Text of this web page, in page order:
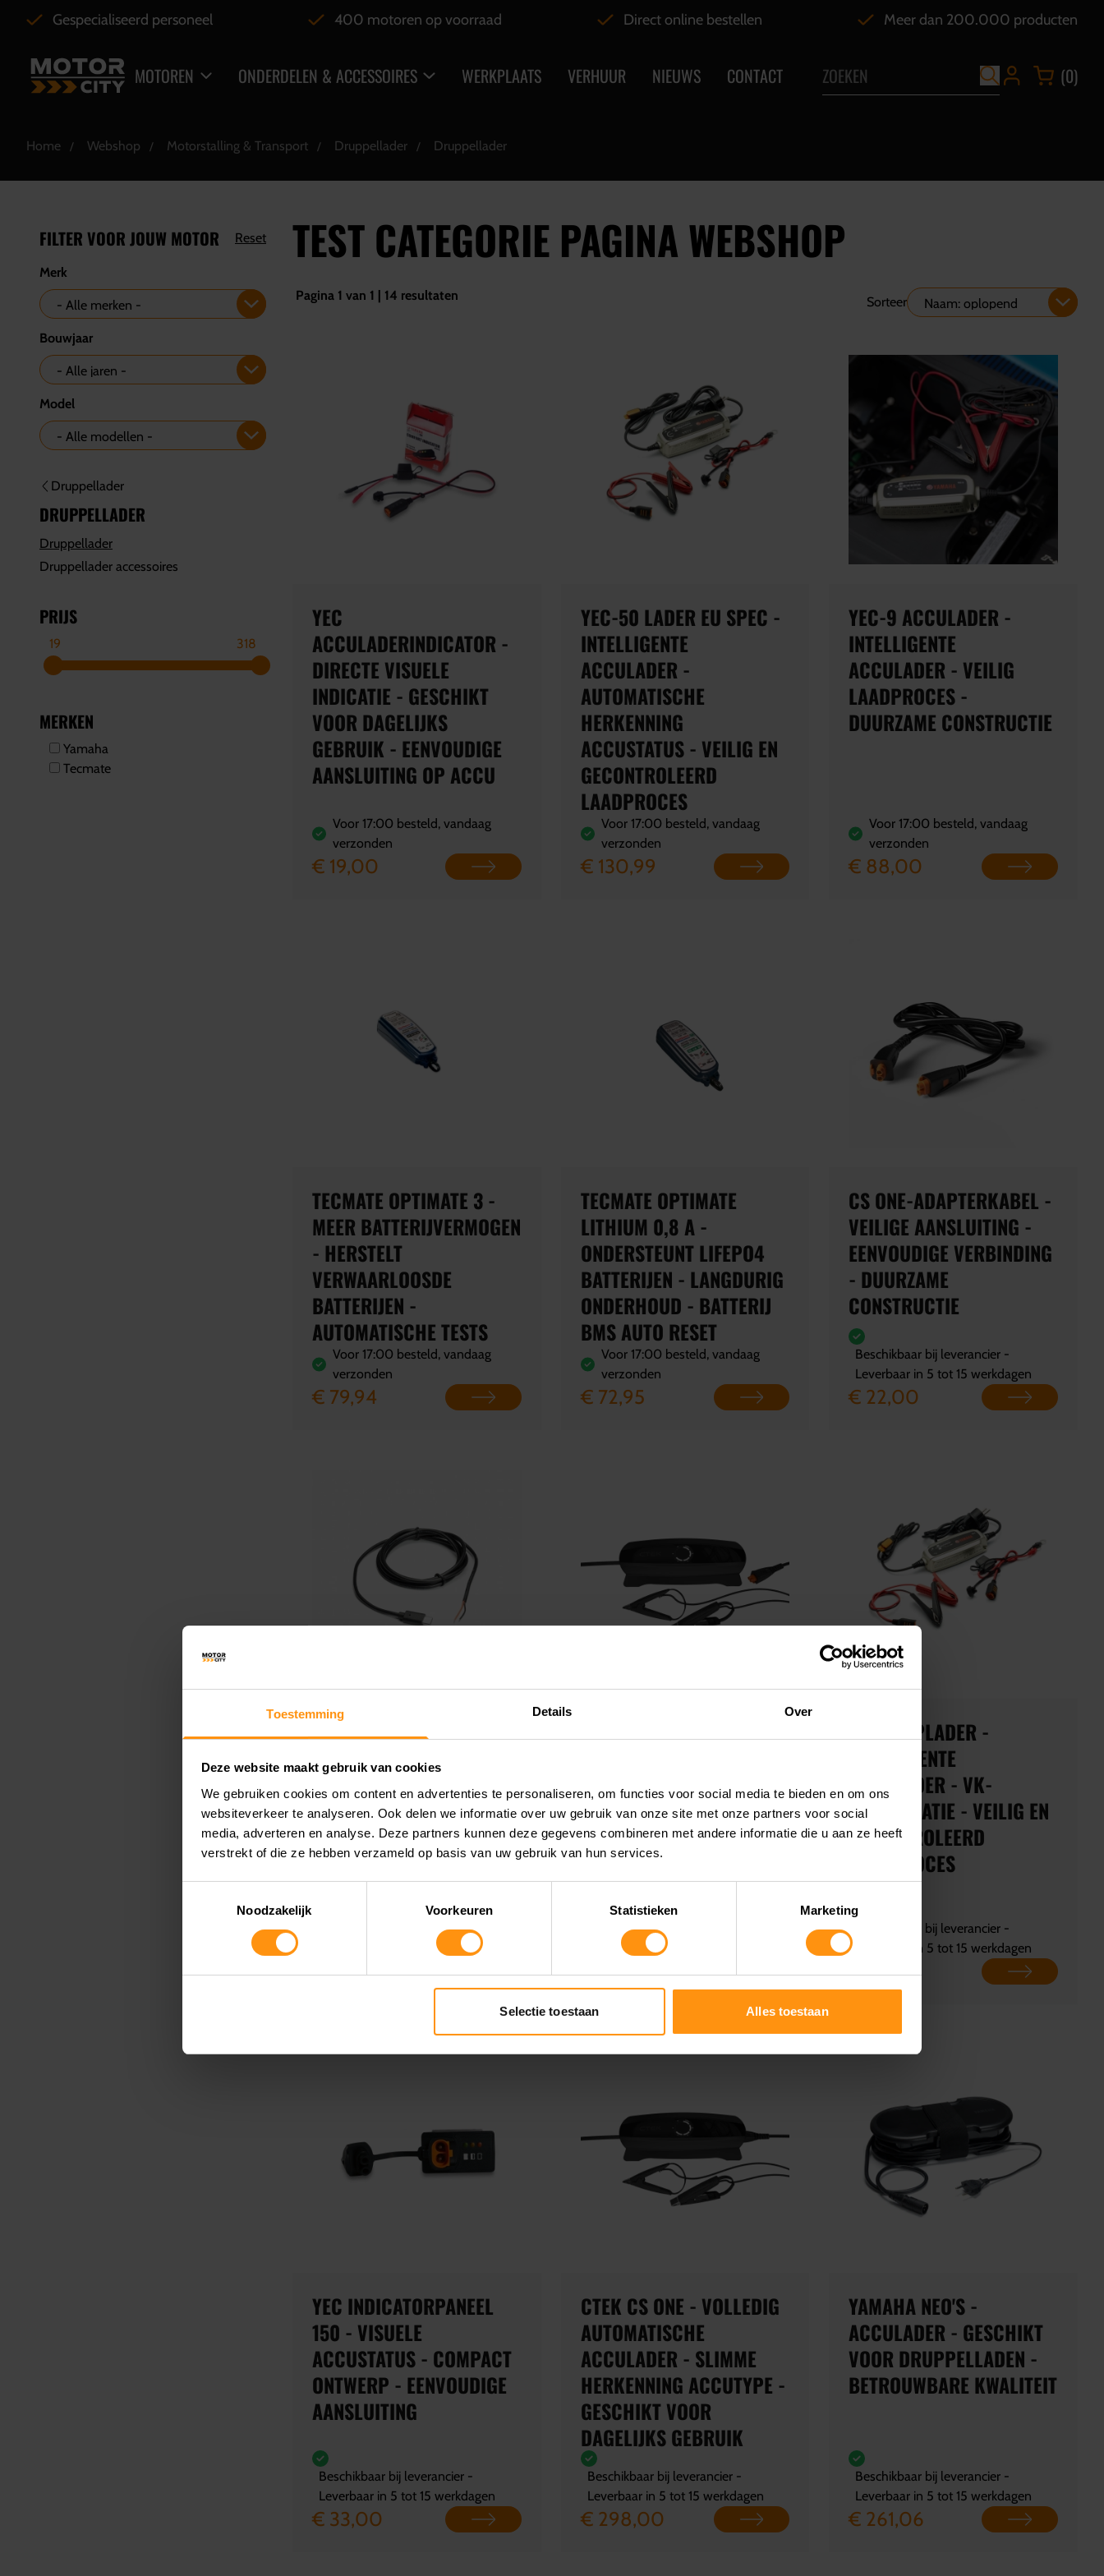
Toestemming Details Over
Deze website maakt gebruik van cookies
We gebruiken cookies om content en advertenties te personaliseren, om functies voor social media te bieden en om ons
websiteverkeer te analyseren. Ook delen we informatie over uw gebruik van onze site met onze partners voor social
media, adverteren en analyse. Deze partners kunnen deze gegevens combineren met andere informatie die u aan ze heeft
verstrekt of die ze hebben verzameld op basis van uw gebruik van hun services.
Noodzakelijk
Voorkeuren Statistieken Marketing
Selectie toestaan Alles toestaan
Gespecialiseerd personeel 400 motoren op voorraad Direct online bestellen Meer dan 200.000 producten
MOTOREN ONDERDELEN & ACCESSOIRES WERKPLAATS VERHUUR NIEUWS CONTACT (0)
Home Webshop Motorstalling & Transport Druppellader Druppellader
FILTER VOOR JOUW MOTOR Reset
Merk
Bouwjaar
Model
Druppellader
DRUPPELLADER
Druppellader
Druppellader accessoires
PRIJS
19 318
MERKEN
Yamaha
Tecmate
TEST CATEGORIE PAGINA WEBSHOP
Pagina 1 van 1 | 14 resultaten Sorteer
YEC
ACCULADERINDICATOR -
DIRECTE VISUELE
INDICATIE - GESCHIKT
VOOR DAGELIJKS
GEBRUIK - EENVOUDIGE
AANSLUITING OP ACCU
Voor 17:00 besteld, vandaag
verzonden
€ 19,00
YEC-50 LADER EU SPEC -
INTELLIGENTE
ACCULADER -
AUTOMATISCHE
HERKENNING
ACCUSTATUS - VEILIG EN
GECONTROLEERD
LAADPROCES
Voor 17:00 besteld, vandaag
verzonden
€ 130,99
YEC-9 ACCULADER -
INTELLIGENTE
ACCULADER - VEILIG
LAADPROCES -
DUURZAME CONSTRUCTIE
Voor 17:00 besteld, vandaag
verzonden
€ 88,00
TECMATE OPTIMATE 3 -
MEER BATTERIJVERMOGEN
- HERSTELT
VERWAARLOOSDE
BATTERIJEN -
AUTOMATISCHE TESTS
Voor 17:00 besteld, vandaag
verzonden
€ 79,94
TECMATE OPTIMATE
LITHIUM 0,8 A -
ONDERSTEUNT LIFEPO4
BATTERIJEN - LANGDURIG
ONDERHOUD - BATTERIJ
BMS AUTO RESET
Voor 17:00 besteld, vandaag
verzonden
€ 72,95
CS ONE-ADAPTERKABEL -
VEILIGE AANSLUITING -
EENVOUDIGE VERBINDING
- DUURZAME
CONSTRUCTIE
Beschikbaar bij leverancier -
Leverbaar in 5 tot 15 werkdagen
€ 22,00
STROOMKABEL
DRAADLOZE OPLADER -
BETROUWBARE
STROOMVOORZIENING -
GESCHIKT VOOR
MOTOREN - DUURZAME
ISOLATIE
Beschikbaar bij leverancier -
Leverbaar in 5 tot 15 werkdagen
€ 23,00
CTEK CS ONE UK -
ACCULADER - SLIMME
HERKENNING VAN
ACCUTYPE - VEILIG EN
GECONTROLEERD
LAADPROCES
Beschikbaar bij leverancier -
Leverbaar in 5 tot 15 werkdagen
€ 318,00
YEC-9 OPLADER -
INTELLIGENTE
ACCULADER - VK-
SPECIFICATIE - VEILIG EN
GECONTROLEERD
LAADPROCES
Beschikbaar bij leverancier -
Leverbaar in 5 tot 15 werkdagen
€ 88,00
YEC INDICATORPANEEL
150 - VISUELE
ACCUSTATUS - COMPACT
ONTWERP - EENVOUDIGE
AANSLUITING
Beschikbaar bij leverancier -
Leverbaar in 5 tot 15 werkdagen
€ 33,00
CTEK CS ONE - VOLLEDIG
AUTOMATISCHE
ACCULADER - SLIMME
HERKENNING ACCUTYPE -
GESCHIKT VOOR
DAGELIJKS GEBRUIK
Beschikbaar bij leverancier -
Leverbaar in 5 tot 15 werkdagen
€ 298,00
YAMAHA NEO'S -
ACCULADER - GESCHIKT
VOOR DRUPPELLADEN -
BETROUWBARE KWALITEIT
Beschikbaar bij leverancier -
Leverbaar in 5 tot 15 werkdagen
€ 261,06